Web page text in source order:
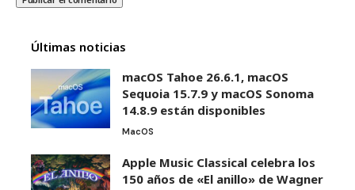
Últimas noticias
macOS Tahoe 26.6.1, macOS
Sequoia 15.7.9 y macOS Sonoma
14.8.9 están disponibles
MacOS
Apple Music Classical celebra los
150 años de «El anillo» de Wagner